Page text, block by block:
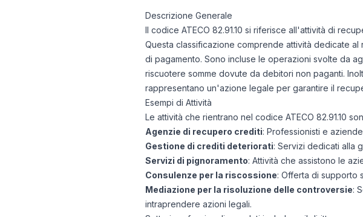
Descrizione Generale
Il codice ATECO 82.91.10 si riferisce all'attività di
Questa classificazione comprende attività dedicate
di pagamento. Sono incluse le operazioni svolte da
riscuotere somme dovute da debitori non paganti.
rappresentano un'azione legale per garantire il
Esempi di Attività
Le attività che rientrano nel codice ATECO 82.91.10
Agenzie di recupero crediti: Professionisti e
Gestione di crediti deteriorati: Servizi dedicati alla
Servizi di pignoramento: Attività che assistono le
Consulenze per la riscossione: Offerta di supporto
Mediazione per la risoluzione delle controversie:
intraprendere azioni legali.